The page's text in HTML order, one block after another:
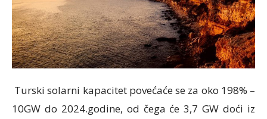
Turski solarni kapacitet povećaće se za oko 198% –
10GW do 2024.godine, od čega će 3,7 GW doći iz